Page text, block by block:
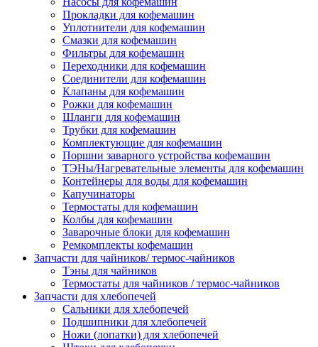
Прокладки для кофемашин
Уплотнители для кофемашин
Смазки для кофемашин
Фильтры для кофемашин
Переходники для кофемашин
Соединители для кофемашин
Клапаны для кофемашин
Рожки для кофемашин
Шланги для кофемашин
Трубки для кофемашин
Комплектующие для кофемашин
Поршни заварного устройства кофемашин
ТЭНы/Нагревательные элементы для кофемашин
Контейнеры для воды для кофемашин
Капучинаторы
Термостаты для кофемашин
Колбы для кофемашин
Заварочные блоки для кофемашин
Ремкомплекты кофемашин
Запчасти для чайников/ термос-чайников
Тэны для чайников
Термостаты для чайников / термос-чайников
Запчасти для хлебопечей
Сальники для хлебопечей
Подшипники для хлебопечей
Ножи (лопатки) для хлебопечей